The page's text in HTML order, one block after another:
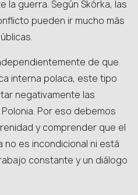
la guerra. Según Skórka, las
pueden ir mucho más
de que
interna polaca, este tipo
negativamente las
Por eso debemos
y comprender que el
no es incondicional ni está
constante y un diálogo